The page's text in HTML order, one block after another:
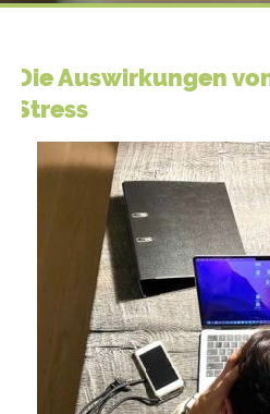
Die Auswirkungen
Stress